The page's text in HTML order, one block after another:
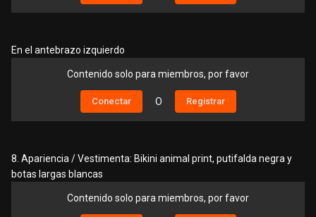
En el antebrazo izquierdo
Contenido solo para miembros, por favor
Conectar O Registrar
8. Apariencia / Vestimenta: Bikini animal print, putifalda negra y
botas largas blancas
Contenido solo para miembros, por favor